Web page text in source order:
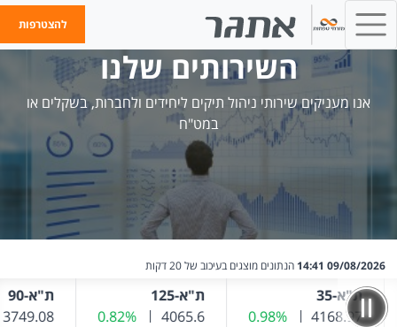
להצטרפות
השירותים שלנו
אנו מעניקים שירותי ניהול תיקים ליחידים ולחברות, בשקלים או
במט"ח
09/08/2026 14:41 הנתונים מוצגים בעיכוב של 20 דקות
אחרון
ת"א-35
שער נוכחי
4168.97 שינוי שער אחרון
0.98%
ת"א-125
שער נוכחי
4065.6 שינוי שער אחרון
0.82%
ת"א-90
שער נוכחי
3749.08